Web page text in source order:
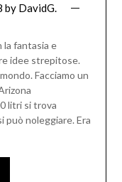
by DavidG.
la fantasia e
idee strepitose.
Facciamo un
litri si trova
può noleggiare. Era